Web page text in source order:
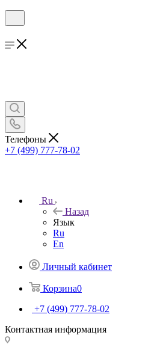
Телефоны
+7 (499) 777-78-02
Ru
Назад
Язык
Ru
En
Личный кабинет
Корзина0
+7 (499) 777-78-02
Контактная информация